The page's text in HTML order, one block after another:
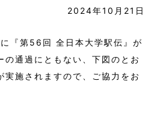
2024年10月21日
『第56回 全日本大学駅伝』が
の通過にともない、下図のとお
実施されますので、ご協力をお